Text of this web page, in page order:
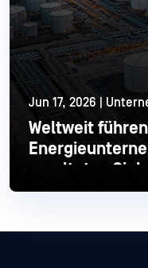
Jun 17, 2026 |
Weltweit
veralteten
moderne
Mehr lesen